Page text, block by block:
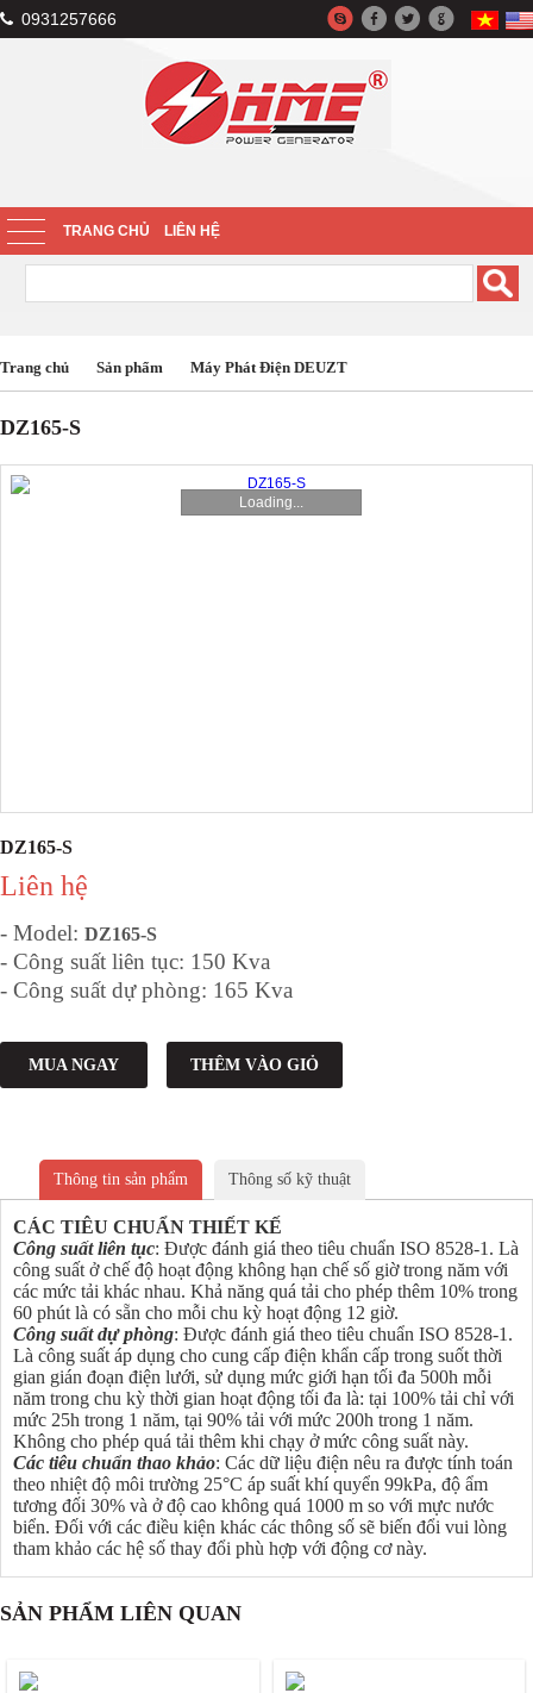
0931257666
TRANG CHỦ LIÊN HỆ
Trang chủ Sản phẩm Máy Phát Điện DEUZT
DZ165-S
Loading...
DZ165-S
Liên hệ
- Model: DZ165-S
- Công suất liên tục: 150 Kva
- Công suất dự phòng: 165 Kva
MUA NGAY THÊM VÀO GIỎ
Thông tin sản phẩm Thông số kỹ thuật
CÁC TIÊU CHUẨN THIẾT KẾ
Công suất liên tục: Được đánh giá theo tiêu chuẩn ISO 8528-1. Là
công suất ở chế độ hoạt động không hạn chế số giờ trong năm với
các mức tải khác nhau. Khả năng quá tải cho phép thêm 10% trong
60 phút là có sẵn cho mỗi chu kỳ hoạt động 12 giờ.
Công suất dự phòng: Được đánh giá theo tiêu chuẩn ISO 8528-1.
Là công suất áp dụng cho cung cấp điện khẩn cấp trong suốt thời
gian gián đoạn điện lưới, sử dụng mức giới hạn tối đa 500h mỗi
năm trong chu kỳ thời gian hoạt động tối đa là: tại 100% tải chỉ với
mức 25h trong 1 năm, tại 90% tải với mức 200h trong 1 năm.
Không cho phép quá tải thêm khi chạy ở mức công suất này.
Các tiêu chuẩn thao khảo: Các dữ liệu điện nêu ra được tính toán
theo nhiệt độ môi trường 25°C áp suất khí quyển 99kPa, độ ẩm
tương đối 30% và ở độ cao không quá 1000 m so với mực nước
biển. Đối với các điều kiện khác các thông số sẽ biến đổi vui lòng
tham khảo các hệ số thay đổi phù hợp với động cơ này.
SẢN PHẨM LIÊN QUAN